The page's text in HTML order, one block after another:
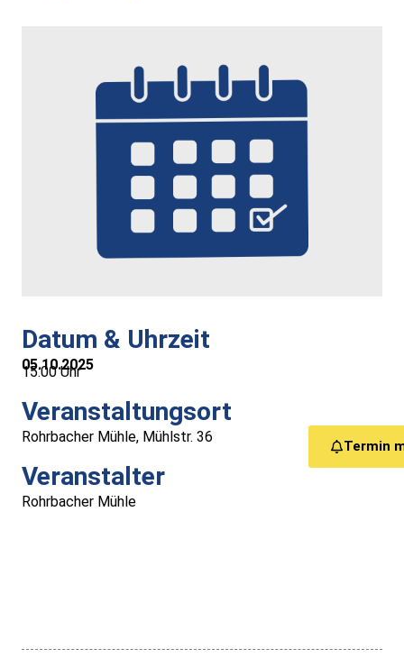
Schiedsmann
Gastronomie & Übernachtung
Medizinische Versorgung
Vereine
Links
Kontakt
Gästebuch
Impressum
Datum & Uhrzeit
05.10.2025
15:00 Uhr
Veranstaltungsort
Rohrbacher Mühle, Mühlstr. 36
Veranstalter
Rohrbacher Mühle
Termin